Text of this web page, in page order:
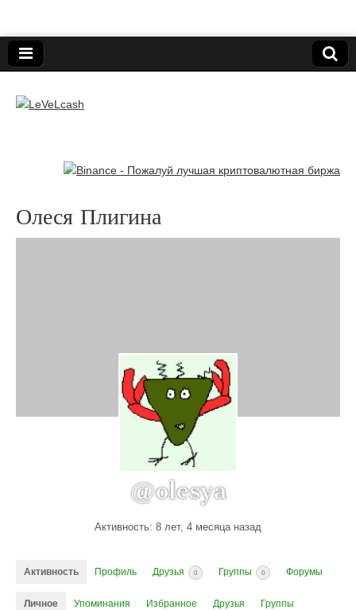
LeVeLcash
Олеся Плигина
@olesya
Активность: 8 лет, 4 месяца назад
Активность Профиль Друзья 0 Группы 0 Форумы
Личное Упоминания Избранное Друзья Группы